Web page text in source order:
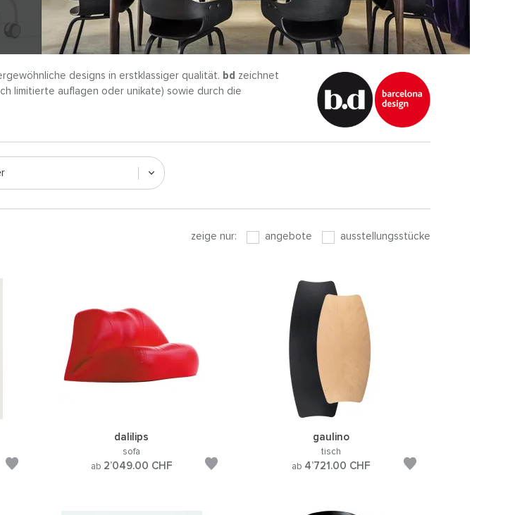
designs in erstklassiger qualität. bd zeichnet
limitierte auflagen oder unikate) sowie durch die
zeige nur: angebote ausstellungsstücke
dalilips
sofa
ab 2’049.00 CHF
gaulino
tisch
ab 4’721.00 CHF